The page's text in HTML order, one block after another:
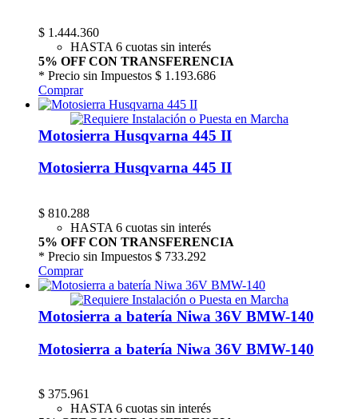
$ 1.444.360
HASTA 6 cuotas sin interés
5% OFF CON TRANSFERENCIA
* Precio sin Impuestos $ 1.193.686
Comprar
Motosierra Husqvarna 445 II
Motosierra Husqvarna 445 II
$ 810.288
HASTA 6 cuotas sin interés
5% OFF CON TRANSFERENCIA
* Precio sin Impuestos $ 733.292
Comprar
Motosierra a batería Niwa 36V BMW-140
Motosierra a batería Niwa 36V BMW-140
$ 375.961
HASTA 6 cuotas sin interés